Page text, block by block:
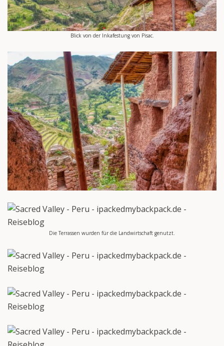
Blick von der Inkafestung von Pisac.
Die Terrassen wurden für die Landwirtschaft genutzt.